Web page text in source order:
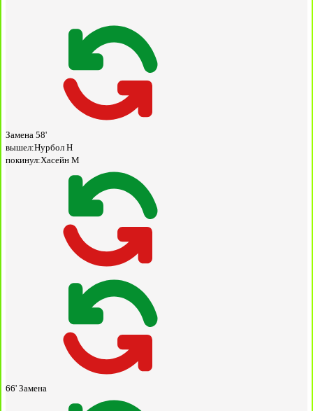
Замена 58'
вышел:Нурбол Н
покинул:Хасейн М
66' Замена